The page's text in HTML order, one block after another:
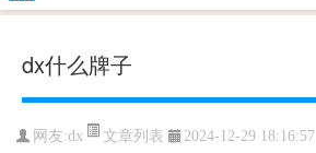
dx什么牌子
网友:dx 文章列表 2024-12-29 18:16:57